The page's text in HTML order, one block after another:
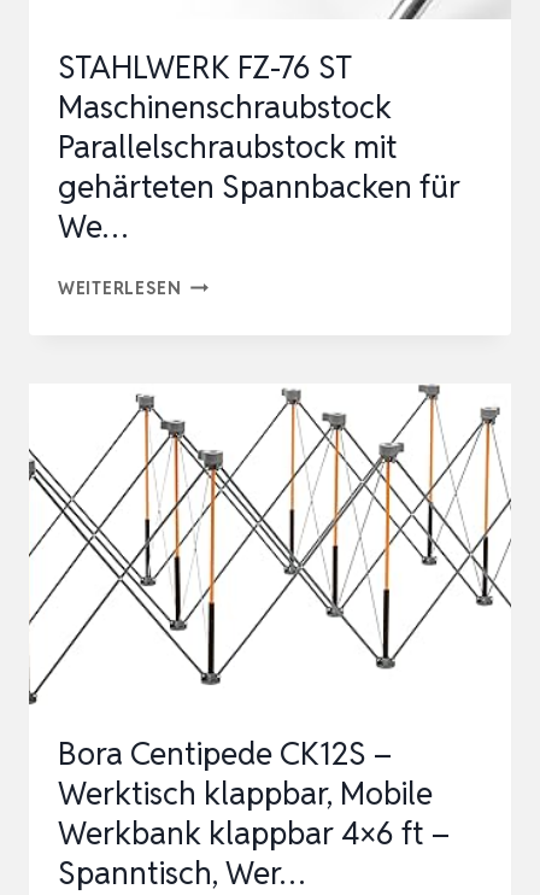
STAHLWERK FZ-76 ST
Maschinenschraubstock
Parallelschraubstock mit
gehärteten Spannbacken für
We…
WEITERLESEN STAHLWERK
MASCHINENSCHRAUBSTOCK
PARALLELSCHRAUBSTOCK
MIT
GEHÄRTETEN
SPANNBACKEN
FÜR
WE…
Bora Centipede CK12S –
Werktisch klappbar, Mobile
Werkbank klappbar 4×6 ft –
Spanntisch, Wer…